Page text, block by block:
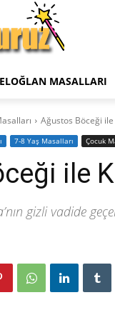
MASALLARI
Ağustos Böceği ile
7-8 Yaş Masalları ‍Çocuk
ile
gizli vadide